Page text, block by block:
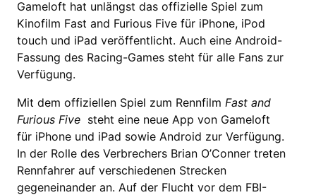
Gameloft hat unlängst das offizielle Spiel zum
Kinofilm Fast and Furious Five für iPhone, iPod
touch und iPad veröffentlicht. Auch eine Android-
Fassung des Racing-Games steht für alle Fans zur
Verfügung.
Mit dem offiziellen Spiel zum Rennfilm Fast and
Furious Five steht eine neue App von Gameloft
für iPhone und iPad sowie Android zur Verfügung.
In der Rolle des Verbrechers Brian O’Conner treten
Rennfahrer auf verschiedenen Strecken
gegeneinander an. Auf der Flucht vor dem FBI-